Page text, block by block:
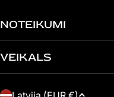
NOTEIKUMI
VEIKALS